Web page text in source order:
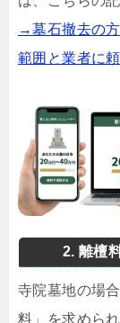
→墓石撤去の
範囲と業者に
2. 離檀
寺院墓地の場
料」を求めら